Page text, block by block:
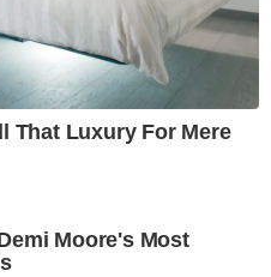
That Luxury For Mere
Moore's Most